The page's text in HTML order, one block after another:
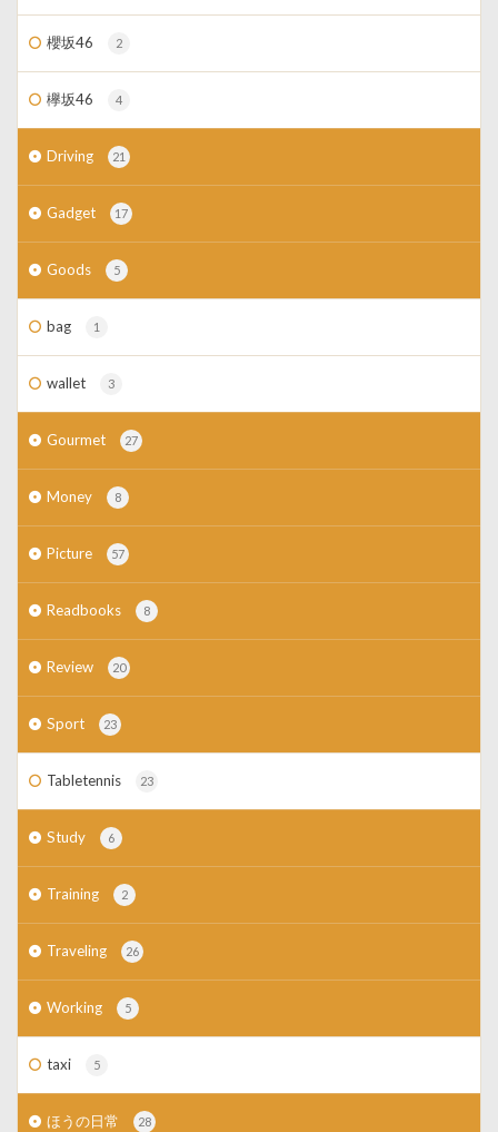
櫻坂46 2
欅坂46 4
Driving 21
Gadget 17
Goods 5
bag 1
wallet 3
Gourmet 27
Money 8
Picture 57
Readbooks 8
Review 20
Sport 23
Tabletennis 23
Study 6
Training 2
Traveling 26
Working 5
taxi 5
ほうの日常 28